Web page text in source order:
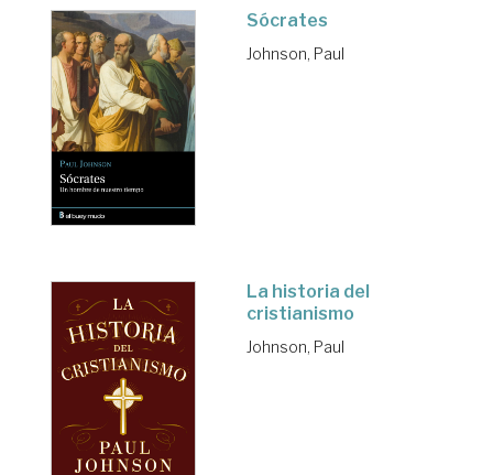
Sócrates
Johnson, Paul
La historia del
cristianismo
Johnson, Paul